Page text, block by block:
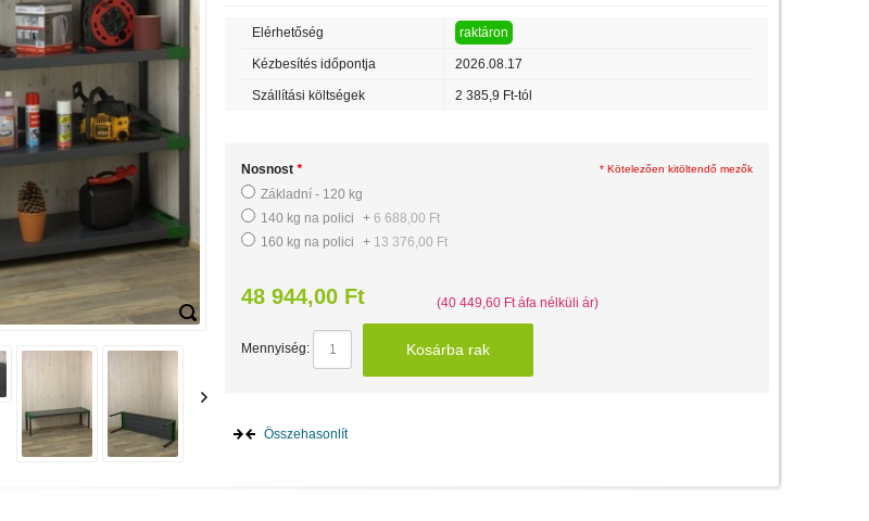
Elérhetőség raktáron
Kézbesítés időpontja 2026.08.17
Szállítási költségek 2 385,9 Ft-tól
*
Nosnost
Základní - 120 kg
140 kg na polici
+ 6 688,00 Ft
160 kg na polici
+ 13 376,00 Ft
* Kötelezően kitöltendő mezők
48 944,00 Ft (40 449,60 Ft áfa nélküli ár)
Mennyiség: Kosárba rak
Összehasonlít